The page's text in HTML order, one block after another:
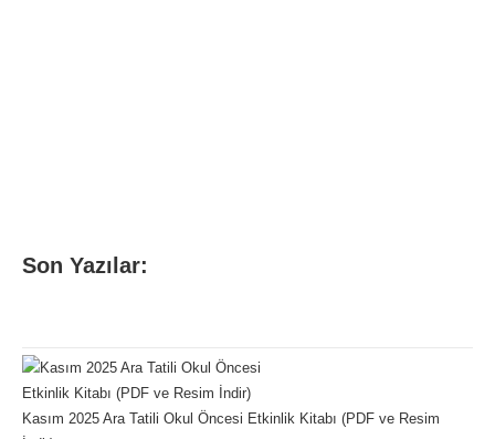
Son Yazılar:
Kasım 2025 Ara Tatili Okul Öncesi Etkinlik Kitabı (PDF ve Resim